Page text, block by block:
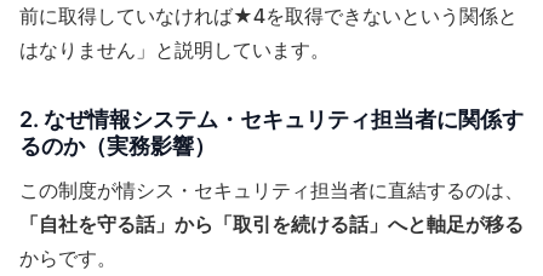
前に取得していなければ★4を取得できないという関係と
はなりません」と説明しています。
2. なぜ情報システム・セキュリティ担当者に関係す
るのか（実務影響）
この制度が情シス・セキュリティ担当者に直結するのは、
「自社を守る話」から「取引を続ける話」へと軸足が移る
からです。